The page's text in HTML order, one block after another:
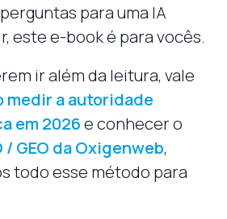
para uma IA
este e-book é para vocês.
ir além da leitura, vale
medir a autoridade
em 2026e conhecer o
/ GEO da Oxigenweb,
todo esse método para